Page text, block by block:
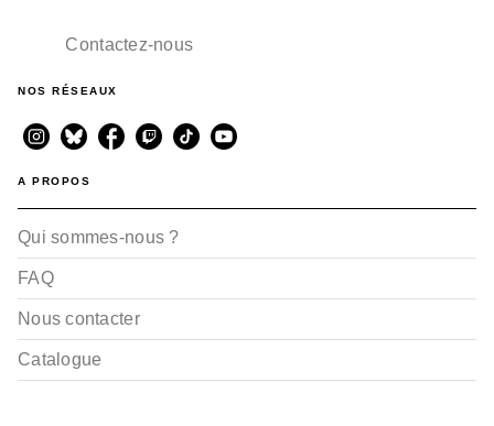
Contactez-nous
NOS RÉSEAUX
A PROPOS
Qui sommes-nous ?
FAQ
Nous contacter
Catalogue